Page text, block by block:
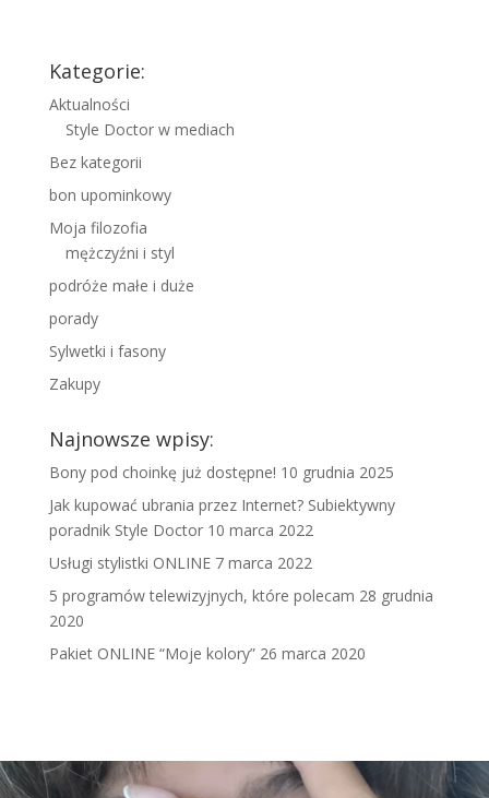
Kategorie:
Aktualności
Style Doctor w mediach
Bez kategorii
bon upominkowy
Moja filozofia
mężczyźni i styl
podróże małe i duże
porady
Sylwetki i fasony
Zakupy
Najnowsze wpisy:
Bony pod choinkę już dostępne! 10 grudnia 2025
Jak kupować ubrania przez Internet? Subiektywny
poradnik Style Doctor 10 marca 2022
Usługi stylistki ONLINE 7 marca 2022
5 programów telewizyjnych, które polecam 28 grudnia
2020
Pakiet ONLINE “Moje kolory” 26 marca 2020